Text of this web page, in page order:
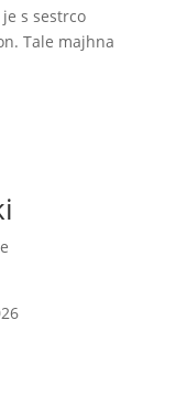
s sestrco
Tale majhna